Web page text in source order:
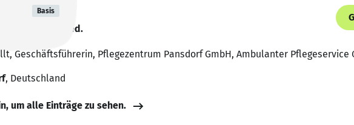
Basis
Team-Mitglied.
Geschäftsführerin, Pflegezentrum Pansdorf GmbH, Ambulanter Pflegeservice
, Deutschland
um alle Einträge zu sehen.